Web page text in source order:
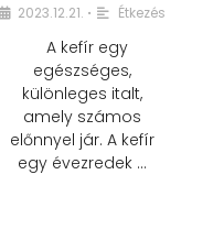
2023.12.21. • Étkezés
A kefír egy
egészséges,
különleges italt,
amely számos
előnnyel jár. A kefír
egy évezredek …